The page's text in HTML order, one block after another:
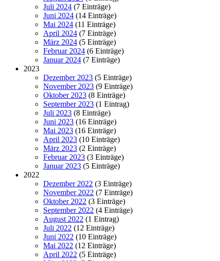
Juli 2024 (7 Einträge)
Juni 2024 (14 Einträge)
Mai 2024 (11 Einträge)
April 2024 (7 Einträge)
März 2024 (5 Einträge)
Februar 2024 (6 Einträge)
Januar 2024 (7 Einträge)
2023
Dezember 2023 (5 Einträge)
November 2023 (9 Einträge)
Oktober 2023 (8 Einträge)
September 2023 (1 Eintrag)
Juli 2023 (8 Einträge)
Juni 2023 (16 Einträge)
Mai 2023 (16 Einträge)
April 2023 (10 Einträge)
März 2023 (2 Einträge)
Februar 2023 (3 Einträge)
Januar 2023 (5 Einträge)
2022
Dezember 2022 (3 Einträge)
November 2022 (7 Einträge)
Oktober 2022 (3 Einträge)
September 2022 (4 Einträge)
August 2022 (1 Eintrag)
Juli 2022 (12 Einträge)
Juni 2022 (10 Einträge)
Mai 2022 (12 Einträge)
April 2022 (5 Einträge)